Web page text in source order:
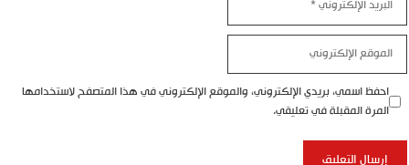
احفظ اسمي، بريدي الإلكتروني، والموقع الإلكتروني في هذا المتصفح لاستخدامها
المرة المقبلة في تعليقي.